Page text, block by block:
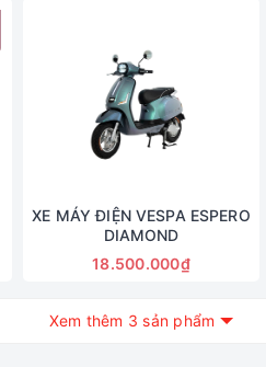
XE MÁY ĐIỆN VESPA ESPERO
DIAMOND
18.500.000₫
Xem thêm 3 sản phẩm